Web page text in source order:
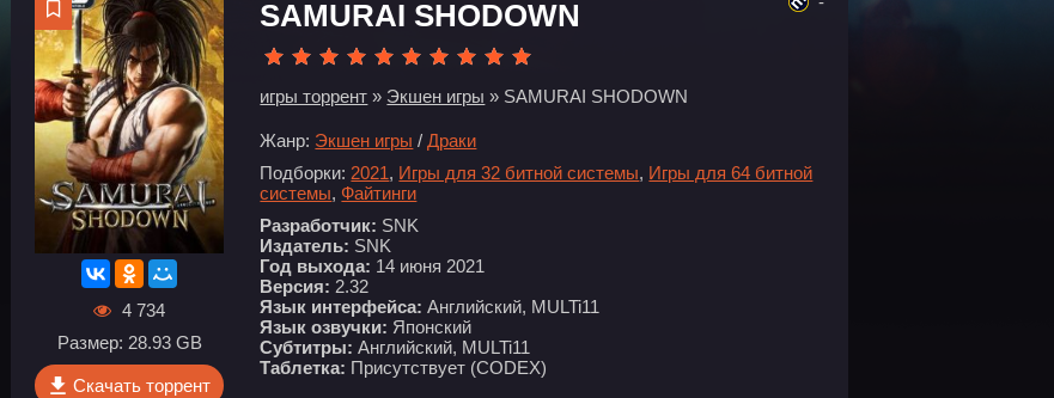
4 734
Размер: 28.93 GB
Скачать торрент
SAMURAI SHODOWN
игры торрент » Экшен игры » SAMURAI SHODOWN
Жанр: Экшен игры /Драки
Подборки: 2021, Игры для 32 битной системы, Игры для 64 битной
системы, Файтинги
Разработчик: SNK
Издатель: SNK
Год выхода: 14 июня 2021
Версия: 2.32
Язык интерфейса: Английский, MULTi11
Язык озвучки: Японский
Субтитры: Английский, MULTi11
Таблетка: Присутствует (CODEX)